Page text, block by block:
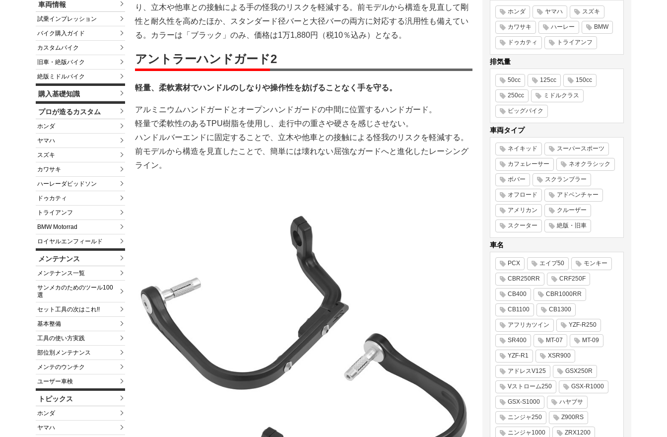
車両情報
試乗インプレッション
バイク購入ガイド
カスタムバイク
旧車・絶版バイク
絶版ミドルバイク
購入基礎知識
プロが造るカスタム
ホンダ
ヤマハ
スズキ
カワサキ
ハーレーダビッドソン
ドゥカティ
トライアンフ
BMW Motorrad
ロイヤルエンフィールド
メンテナンス
メンテナンス一覧
サンメカのためのツール100
選
セット工具の次はこれ!!
基本整備
工具の使い方実践
部位別メンテナンス
メンテのウンチク
ユーザー車検
トピックス
ホンダ
ヤマハ
り、立木や他車との接触による手の怪我のリスクを軽減する。前モデルから構造を見直して剛
性と耐久性を高めたほか、スタンダード径バーと大径バーの両方に対応する汎用性も備えてい
る。カラーは「ブラック」のみ、価格は1万1,880円（税10％込み）となる。
アントラーハンドガード2
軽量、柔軟素材でハンドルのしなりや操作性を妨げることなく手を守る。
アルミニウムハンドガードとオープンハンドガードの中間に位置するハンドガード。
軽量で柔軟性のあるTPU樹脂を使用し、走行中の重さや硬さを感じさせない。
ハンドルバーエンドに固定することで、立木や他車との接触による怪我のリスクを軽減する。
前モデルから構造を見直したことで、簡単には壊れない屈強なガードへと進化したレーシング
ライン。
ホンダ ヤマハ スズキ
カワサキ ハーレー BMW
ドゥカティ トライアンフ
排気量
50cc 125cc 150cc
250cc ミドルクラス
ビッグバイク
車両タイプ
ネイキッド スーパースポーツ
カフェレーサー ネオクラシック
ボバー スクランブラー
オフロード アドベンチャー
アメリカン クルーザー
スクーター 絶版・旧車
車名
PCX エイプ50 モンキー
CBR250RR CRF250F
CB400 CBR1000RR
CB1100 CB1300
アフリカツイン YZF-R250
SR400 MT-07 MT-09
YZF-R1 XSR900
アドレスV125 GSX250R
Vストローム250 GSX-R1000
GSX-S1000 ハヤブサ
ニンジャ250 Z900RS
ニンジャ1000 ZRX1200